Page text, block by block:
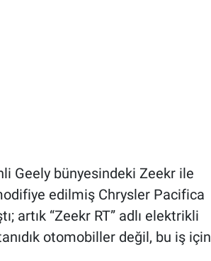
Geely bünyesindeki Zeekr ile
edilmiş Chrysler Pacifica
artık “Zeekr RT” adlı elektrikli
otomobiller değil, bu iş için